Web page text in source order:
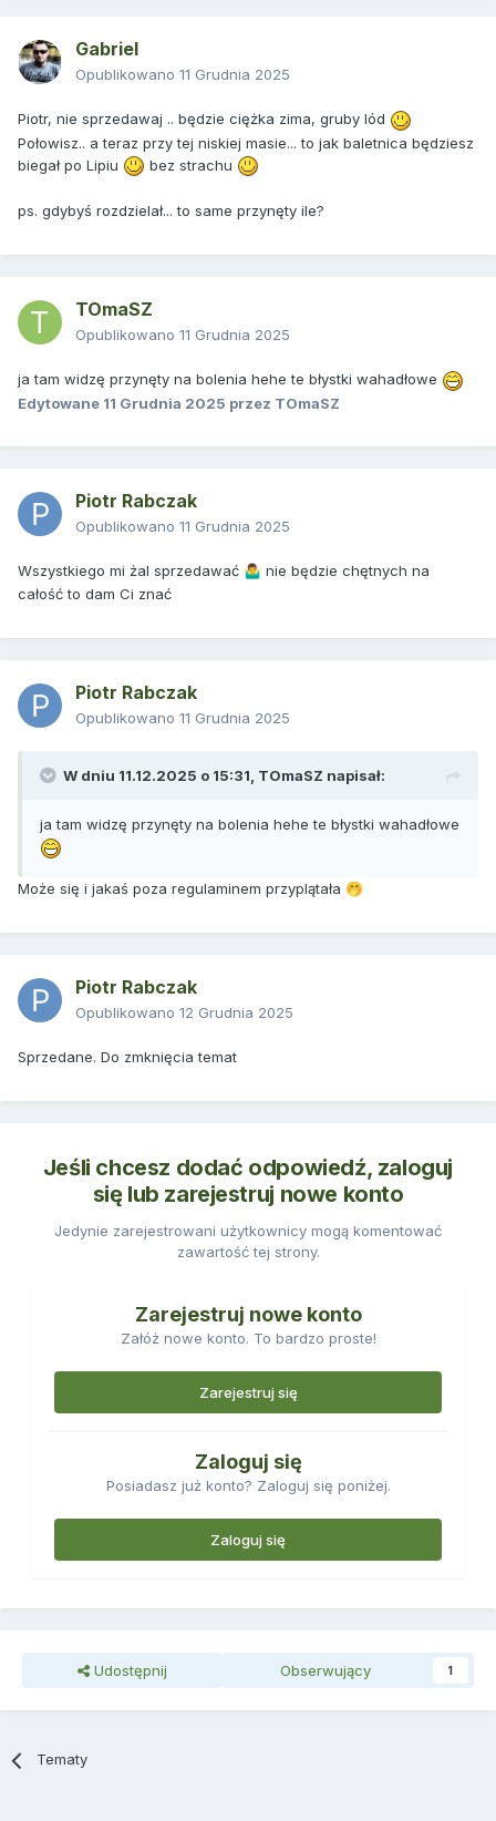
Gabriel
Opublikowano 11 Grudnia 2025
Piotr, nie sprzedawaj .. będzie ciężka zima, gruby lód
Połowisz.. a teraz przy tej niskiej masie... to jak baletnica będziesz
biegał po Lipiu
bez strachu
ps. gdybyś rozdzielał... to same przynęty ile?
TOmaSZ
Opublikowano 11 Grudnia 2025
ja tam widzę przynęty na bolenia hehe te błystki wahadłowe
Edytowane 11 Grudnia 2025 przez TOmaSZ
Piotr Rabczak
Opublikowano 11 Grudnia 2025
Wszystkiego mi żal sprzedawać 🤷‍♂️ nie będzie chętnych na
całość to dam Ci znać
Piotr Rabczak
Opublikowano 11 Grudnia 2025
W dniu 11.12.2025 o 15:31, TOmaSZ napisał:
ja tam widzę przynęty na bolenia hehe te błystki wahadłowe
Może się i jakaś poza regulaminem przyplątała 🤭
Piotr Rabczak
Opublikowano 12 Grudnia 2025
Sprzedane. Do zmknięcia temat
Jeśli chcesz dodać odpowiedź, zaloguj
się lub zarejestruj nowe konto
Jedynie zarejestrowani użytkownicy mogą komentować
zawartość tej strony.
Zarejestruj nowe konto
Załóż nowe konto. To bardzo proste!
Zarejestruj się
Zaloguj się
Posiadasz już konto? Zaloguj się poniżej.
Zaloguj się
Udostępnij Obserwujący 1
Tematy